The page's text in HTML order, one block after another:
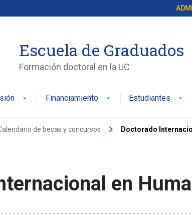
Escuela de Graduados
Formación doctoral en la UC
Financiamiento Estudiantes
de becas y concursos keyboard_arrow_right Doctorado
en